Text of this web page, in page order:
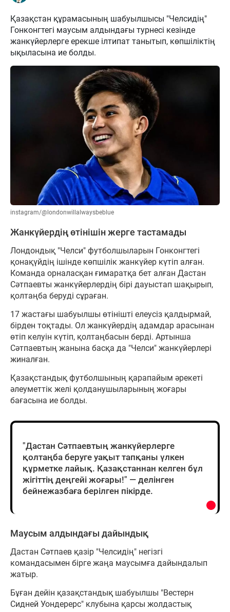
Қазақстан құрамасының шабуылшысы "Челсидің"
Гонконгтегі маусым алдындағы турнесі кезінде
жанкүйерлерге ерекше ілтипат танытып, көпшіліктің
ықыласына ие болды.
instagram/@londonwillalwaysbeblue
Жанкүйердің өтінішін жерге тастамады
Лондондық "Челси" футболшыларын Гонконгтегі
қонақүйдің ішінде көпшілік жанкүйер күтіп алған.
Команда орналасқан ғимаратқа бет алған Дастан
Сәтпаевты жанкүйерлердің бірі дауыстап шақырып,
қолтаңба беруді сұраған.
17 жастағы шабуылшы өтінішті елеусіз қалдырмай,
бірден тоқтады. Ол жанкүйердің адамдар арасынан
өтіп келуін күтіп, қолтаңбасын берді. Артынша
Сәтпаевтың жанына басқа да "Челси" жанкүйерлері
жиналған.
Қазақстандық футболшының қарапайым әрекеті
әлеуметтік желі қолданушыларының жоғары
бағасына ие болды.
"Дастан Сәтпаевтың жанкүйерлерге
қолтаңба беруге уақыт тапқаны үлкен
құрметке лайық. Қазақстаннан келген бұл
жігіттің деңгейі жоғары!" — делінген
бейнежазбаға берілген пікірде.
Маусым алдындағы дайындық
Дастан Сәтпаев қазір "Челсидің" негізгі
командасымен бірге жаңа маусымға дайындалып
жатыр.
Бұған дейін қазақстандық шабуылшы "Вестерн
Сидней Уондерерс" клубына қарсы жолдастық